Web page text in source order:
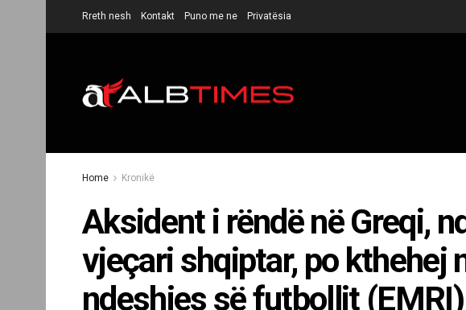
Rreth nesh Kontakt Puno me ne Privatësia
Home Kronikë
Aksident i rëndë në Greqi,
vjeçari shqiptar, po kthehej
ndeshjes së futbollit (EMRI)